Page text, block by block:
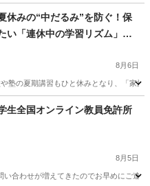
休みの“中だるみ”を防ぐ！保
い「連休中の学習リズム」の
8月6日
塾の夏期講習もひと休みとなり、「家
生全国オンライン教員免許所
8月5日
い合わせが増えてきたのでお早めにご連